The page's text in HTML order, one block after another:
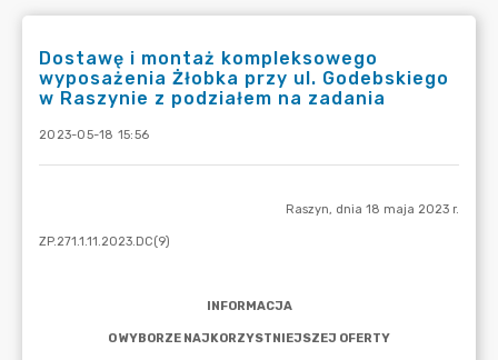
Dostawę i montaż kompleksowego
wyposażenia Żłobka przy ul. Godebskiego
w Raszynie z podziałem na zadania
2023-05-18 15:56